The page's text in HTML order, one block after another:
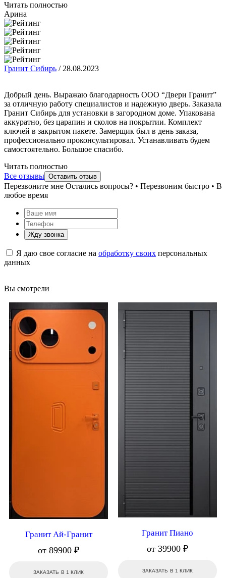
Читать полностью
Арина
Гранит Сибирь / 28.08.2023
Добрый день. Выражаю благодарность ООО “Двери Гранит”
за отличную работу специалистов и надежную дверь. Заказала
Гранит Сибирь для установки в загородном доме. Упакована
аккуратно, без царапин и сколов на покрытии. Комплект
ключей в закрытом пакете. Замерщик был в день заказа,
профессионально проконсультировал. Устанавливать будем
самостоятельно. Большое спасибо.
Читать полностью
Все отзывы Оставить отзыв
Перезвоните мне Остались вопросы? • Перезвоним быстро • В
любое время
Жду звонка
Я даю свое согласие на обработку своих персональных
данных
Вы смотрели
Гранит Ай-Гранит
от 89900 ₽
ЗАКАЗАТЬ В 1 КЛИК
Гранит Пиано
от 39900 ₽
ЗАКАЗАТЬ В 1 КЛИК